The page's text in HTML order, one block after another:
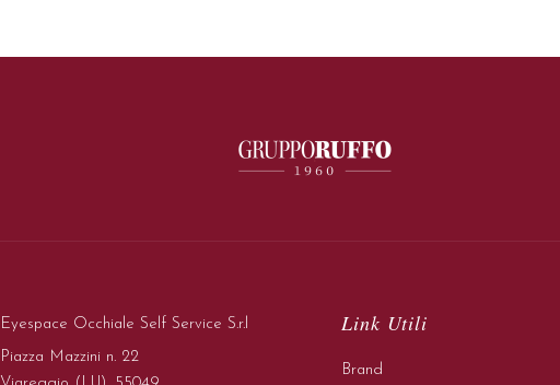
Eyespace Occhiale Self Service S.r.l
Piazza Mazzini n. 22
Link Utili
Brand